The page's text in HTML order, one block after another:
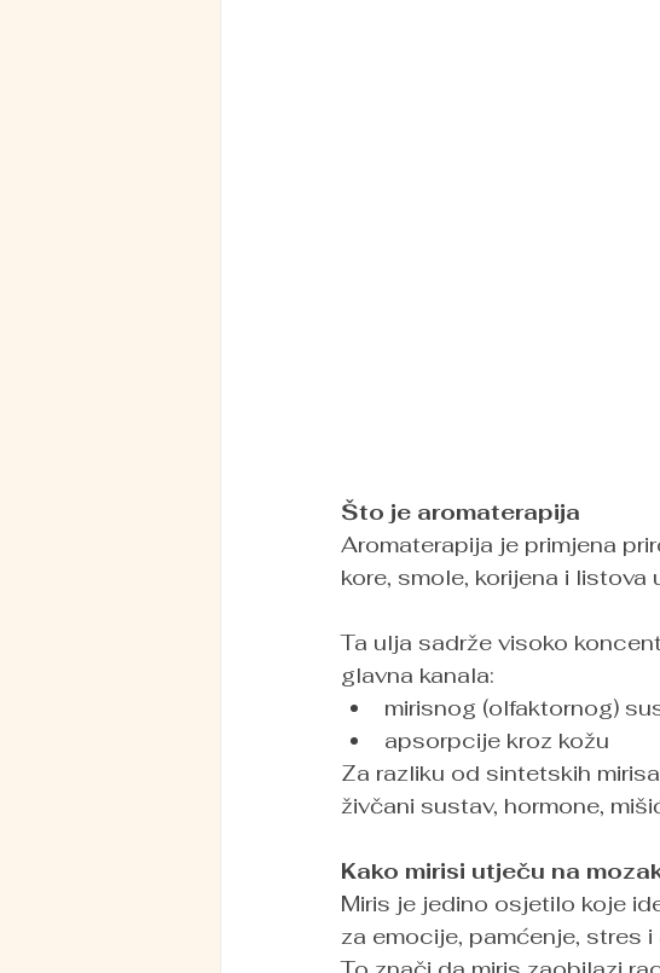
Što je aromaterapija
Aromaterapija je primjena
kore, smole, korijena i
Ta ulja sadrže visoko
glavna kanala:
mirisnog (olfaktornog)
apsorpcije kroz kožu
Za razliku od sintetskih
živčani sustav, hormone,
Kako mirisi utječu na
Miris je jedino osjetilo koje
za emocije, pamćenje, stres